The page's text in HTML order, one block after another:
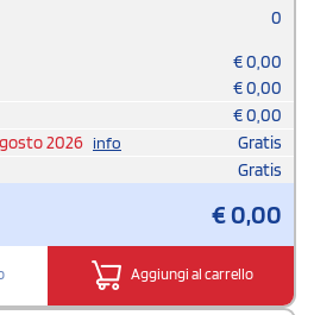
0
€0,00
€0,00
€0,00
2026 info
Gratis
Gratis
€0,00
Aggiungi al carrello